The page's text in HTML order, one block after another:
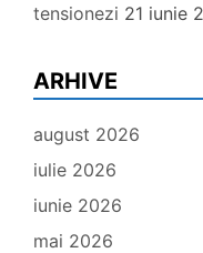
tensionezi 21 iunie
ARHIVE
august 2026
iulie 2026
iunie 2026
mai 2026